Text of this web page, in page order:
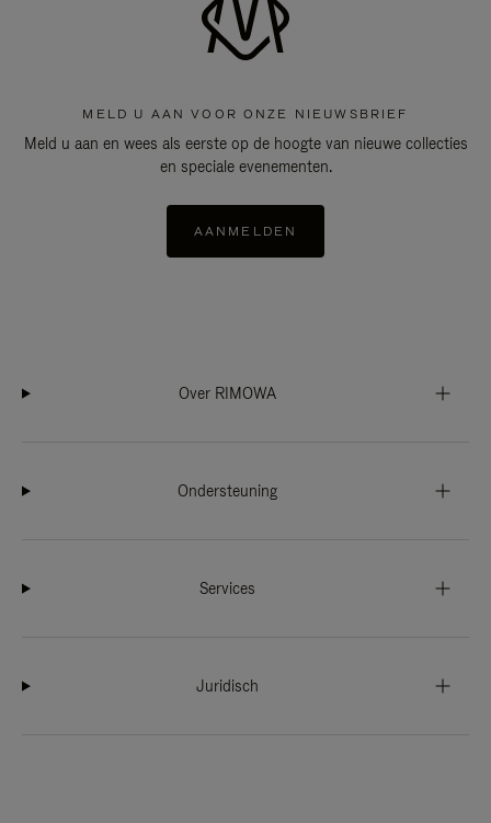
MELD U AAN VOOR ONZE NIEUWSBRIEF
Meld u aan en wees als eerste op de hoogte van nieuwe collecties
en speciale evenementen.
AANMELDEN
Over RIMOWA
Ondersteuning
Services
Juridisch